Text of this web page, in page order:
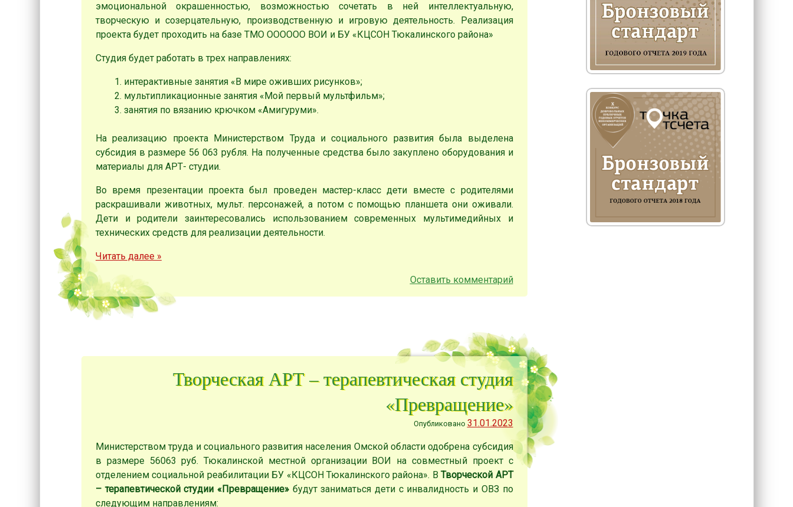
эмоциональной окрашенностью, возможностью сочетать в ней интеллектуальную,
творческую и созерцательную, производственную и игровую деятельность. Реализация
проекта будет проходить на базе ТМО ОООООО ВОИ и БУ «КЦСОН Тюкалинского района»
Студия будет работать в трех направлениях:
интерактивные занятия «В мире оживших рисунков»;
мультипликационные занятия «Мой первый мультфильм»;
занятия по вязанию крючком «Амигуруми».
На реализацию проекта Министерством Труда и социального развития была выделена
субсидия в размере 56 063 рубля. На полученные средства было закуплено оборудования и
материалы для АРТ- студии.
Во время презентации проекта был проведен мастер-класс дети вместе с родителями
раскрашивали животных, мульт. персонажей, а потом с помощью планшета они оживали.
Дети и родители заинтересовались использованием современных мультимедийных и
технических средств для реализации деятельности.
Читать далее »
Оставить комментарий
Творческая АРТ – терапевтическая студия
«Превращение»
Опубликовано 31.01.2023
Министерством труда и социального развития населения Омской области одобрена субсидия
в размере 56063 руб. Тюкалинской местной организации ВОИ на совместный проект с
отделением социальной реабилитации БУ «КЦСОН Тюкалинского района». ВТворческой АРТ
– терапевтической студии «Превращение» будут заниматься дети с инвалидность и ОВЗ по
следующим направлениям: